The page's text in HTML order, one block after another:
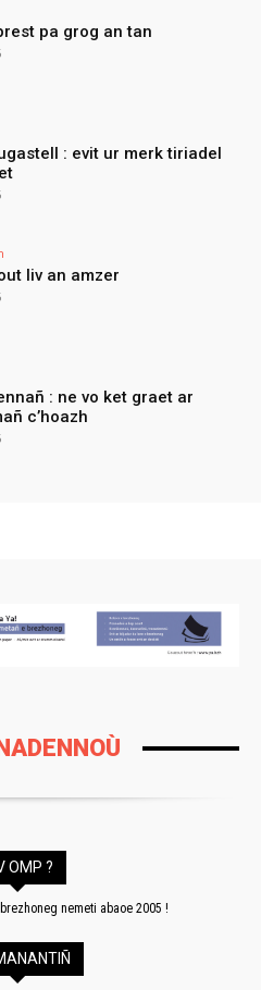
pa grog an tan
: evit ur merk tiriadel
liv an amzer
: ne vo ket graet ar
c’hoazh
OMP ?
nemeti abaoe 2005 !